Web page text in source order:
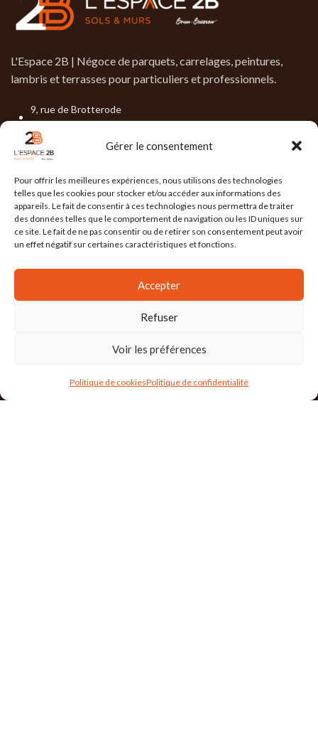
Gérer le consentement
Pour offrir les meilleures expériences, nous utilisons des technologies
telles que les cookies pour stocker et/ou accéder aux informations des
appareils. Le fait de consentir à ces technologies nous permettra de traiter
des données telles que le comportement de navigation ou les ID uniques sur
ce site. Le fait de ne pas consentir ou de retirer son consentement peut avoir
un effet négatif sur certaines caractéristiques et fonctions.
Accepter
Refuser
Voir les préférences
Politique de cookiesPolitique de confidentialité
L'Espace 2B | Négoce de parquets, carrelages, peintures,
lambris et terrasses pour particuliers et professionnels.
9, rue de Brotterode
38950 St- Martin-Le-Vinoux
04 76 19 02 15
contact@lespace-2b.com
DEMANDER UN DEVIS
DERNIÈRES ACTUALITÉS
Tendance Déco – JUIN 2026